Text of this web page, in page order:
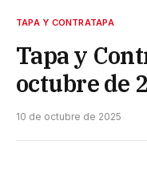
TAPA Y CONTRATAPA
Tapa y
octubre de
10 de octubre de 2025